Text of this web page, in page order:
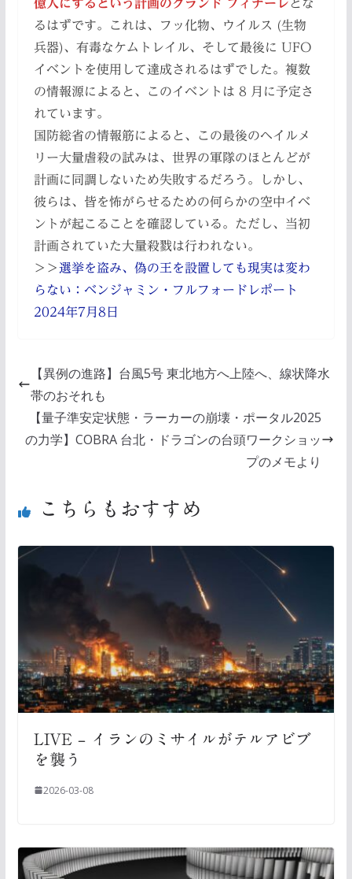
億人にするという計画のグランド フィナーレ とな
るはずです。これは、フッ化物、ウイルス (生物
兵器)、有毒なケムトレイル、そして最後に UFO
イベントを使用して達成されるはずでした。複数
の情報源によると、このイベントは 8 月に予定さ
れています。
国防総省の情報筋によると、この最後のヘイルメ
リー大量虐殺の試みは、世界の軍隊のほとんどが
計画に同調しないため失敗するだろう。しかし、
彼らは、皆を怖がらせるための何らかの空中イベ
ントが起こることを確認している。ただし、当初
計画されていた大量殺戮は行われない。
＞＞選挙を盗み、偽の王を設置しても現実は変わ
らない：ベンジャミン・フルフォードレポート
2024年7月8日
【異例の進路】台風5号 東北地方へ上陸へ、線状降水
帯のおそれも
【量子準安定状態・ラーカーの崩壊・ポータル2025
の力学】COBRA 台北・ドラゴンの台頭ワークショッ
プのメモより
こちらもおすすめ
LIVE – イランのミサイルがテルアビブ
を襲う
2026-03-08